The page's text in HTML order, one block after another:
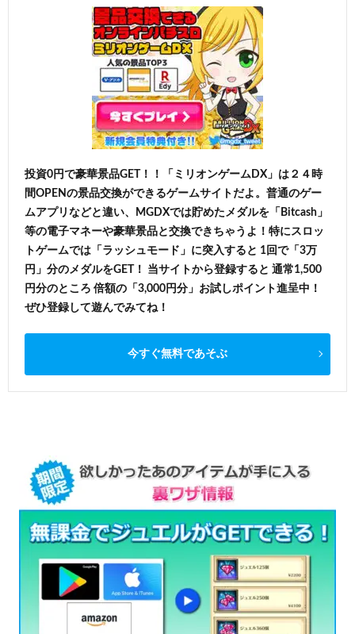
投資0円で豪華景品GET！！「ミリオンゲームDX」は２４時
間OPENの景品交換ができるゲームサイトだよ。普通のゲー
ムアプリなどと違い、MGDXでは貯めたメダルを「Bitcash」
等の電子マネーや豪華景品と交換できちゃうよ！特にスロッ
トゲームでは「ラッシュモード」に突入すると 1回で「3万
円」分のメダルをGET！ 当サイトから登録すると 通常1,500
円分のところ 倍額の「3,000円分」お試しポイント進呈中！
ぜひ登録して遊んでみてね！
今すぐ無料であそぶ